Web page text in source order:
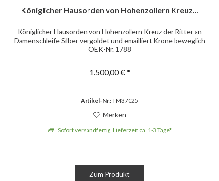
Königlicher Hausorden von Hohenzollern Kreuz...
Königlicher Hausorden von Hohenzollern Kreuz der Ritter an
Damenschleife Silber vergoldet und emailliert Krone beweglich
OEK-Nr. 1788
1.500,00 € *
Artikel-Nr.:TM37025
Merken
Sofort versandfertig, Lieferzeit ca. 1-3 Tage*
Zum Produkt